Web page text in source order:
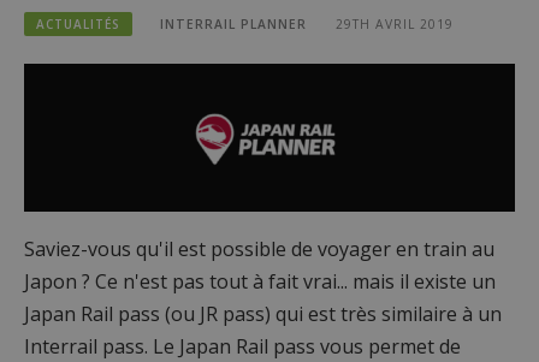
ACTUALITÉS INTERRAIL PLANNER 29TH AVRIL 2019
Saviez-vous qu'il est possible de voyager en train au
Japon ? Ce n'est pas tout à fait vrai... mais il existe un
Japan Rail pass (ou JR pass) qui est très similaire à un
Interrail pass. Le Japan Rail pass vous permet de